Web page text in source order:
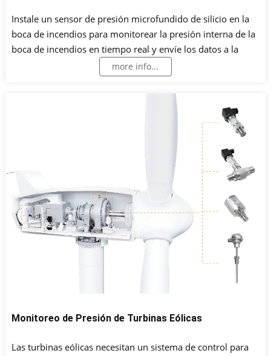
Instale un sensor de presión microfundido de silicio en la
boca de incendios para monitorear la presión interna de la
boca de incendios en tiempo real y envíe los datos a la
plataforma en la nube para el análisis estadístico a través
del terminal de monitoreo inalámbrico y la red
inalámbrica. Cuando ocurre una anomalía, localice el punto
problemático en el tiempo y envíe un mensaje de alarma.
more info...
Monitoreo de Presión de Turbinas Eólicas
Las turbinas eólicas necesitan un sistema de control para